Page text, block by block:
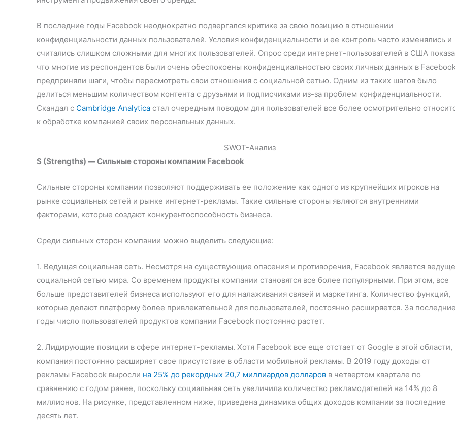
В последние годы Facebook неоднократно подвергался критике за свою позицию в отношении
конфиденциальности данных пользователей. Условия конфиденциальности и ее контроль часто изменялись и
считались слишком сложными для многих пользователей. Опрос среди интернет-пользователей в США
что многие из респондентов были очень обеспокоены конфиденциальностью своих личных данных в
предприняли шаги, чтобы пересмотреть свои отношения с социальной сетью. Одним из таких шагов было
делиться меньшим количеством контента с друзьями и подписчиками из-за проблем конфиденциальности.
Скандал с Cambridge Analytica стал очередным поводом для пользователей все более осмотрительно
к обработке компанией своих персональных данных.
SWOT-Анализ
S (Strengths) — Сильные стороны компании Facebook
Сильные стороны компании позволяют поддерживать ее положение как одного из крупнейших игроков на
рынке социальных сетей и рынке интернет-рекламы. Такие сильные стороны являются внутренними
факторами, которые создают конкурентоспособность бизнеса.
Среди сильных сторон компании можно выделить следующие:
1. Ведущая социальная сеть. Несмотря на существующие опасения и противоречия, Facebook является
социальной сетью мира. Со временем продукты компании становятся все более популярными. При этом, все
больше представителей бизнеса используют его для налаживания связей и маркетинга. Количество функций,
которые делают платформу более привлекательной для пользователей, постоянно расширяется. За
годы число пользователей продуктов компании Facebook постоянно растет.
2. Лидирующие позиции в сфере интернет-рекламы. Хотя Facebook все еще отстает от Google в этой области,
компания постоянно расширяет свое присутствие в области мобильной рекламы. В 2019 году доходы от
рекламы Facebook выросли на 25% до рекордных 20,7 миллиардов долларов в четвертом квартале по
сравнению с годом ранее, поскольку социальная сеть увеличила количество рекламодателей на 14% до 8
миллионов. На рисунке, представленном ниже, приведена динамика общих доходов компании за последние
десять лет.